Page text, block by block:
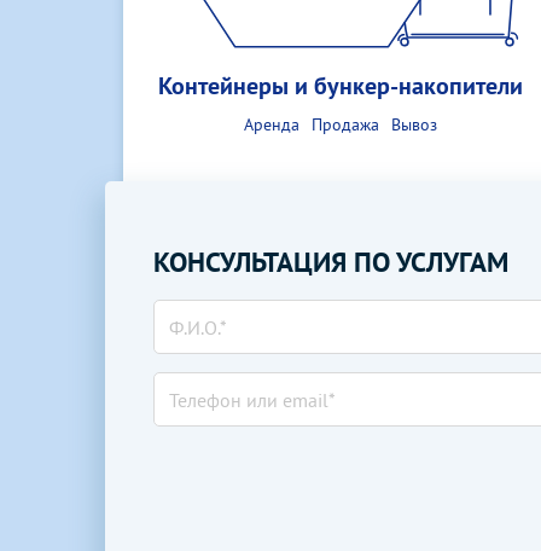
Контейнеры и бункер-накопители
Аренда Продажа Вывоз
КОНСУЛЬТАЦИЯ ПО УСЛУГАМ